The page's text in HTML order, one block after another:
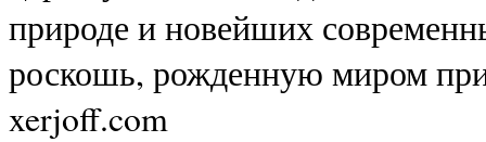
природе и новейших
роскошь, рожденную миром
xerjoff.com